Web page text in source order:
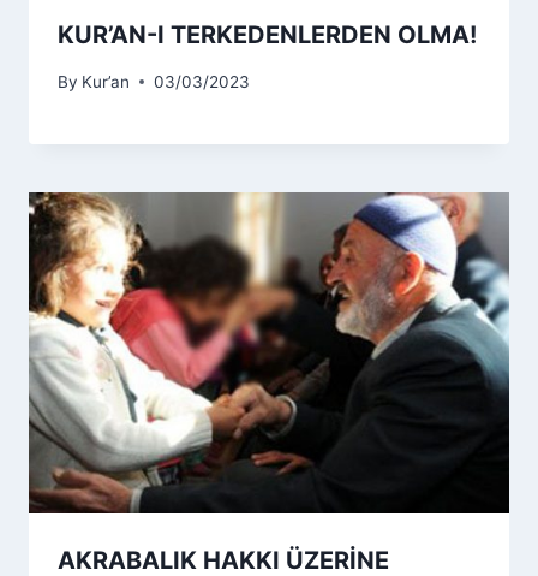
KUR’AN-I TERKEDENLERDEN OLMA!
By Kur’an 03/03/2023
AKRABALIK HAKKI ÜZERİNE